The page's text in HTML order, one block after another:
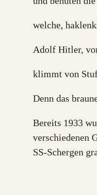
welche,
Adolf Hitler,
klimmt von
Denn das
Bereits 1933
verschiedenen
SS-Schergen